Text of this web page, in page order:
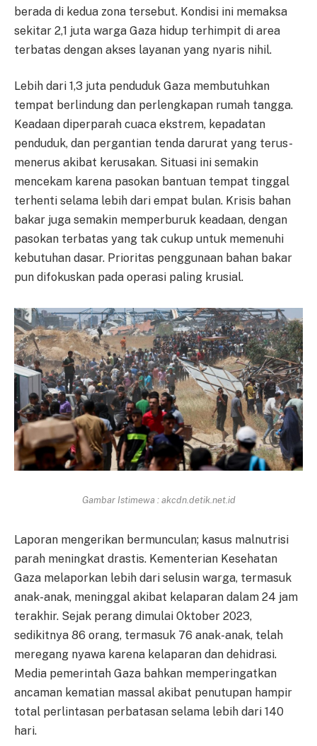
berada di kedua zona tersebut. Kondisi ini memaksa
sekitar 2,1 juta warga Gaza hidup terhimpit di area
terbatas dengan akses layanan yang nyaris nihil.
Lebih dari 1,3 juta penduduk Gaza membutuhkan
tempat berlindung dan perlengkapan rumah tangga.
Keadaan diperparah cuaca ekstrem, kepadatan
penduduk, dan pergantian tenda darurat yang terus-
menerus akibat kerusakan. Situasi ini semakin
mencekam karena pasokan bantuan tempat tinggal
terhenti selama lebih dari empat bulan. Krisis bahan
bakar juga semakin memperburuk keadaan, dengan
pasokan terbatas yang tak cukup untuk memenuhi
kebutuhan dasar. Prioritas penggunaan bahan bakar
pun difokuskan pada operasi paling krusial.
Gambar Istimewa : akcdn.detik.net.id
Laporan mengerikan bermunculan; kasus malnutrisi
parah meningkat drastis. Kementerian Kesehatan
Gaza melaporkan lebih dari selusin warga, termasuk
anak-anak, meninggal akibat kelaparan dalam 24 jam
terakhir. Sejak perang dimulai Oktober 2023,
sedikitnya 86 orang, termasuk 76 anak-anak, telah
meregang nyawa karena kelaparan dan dehidrasi.
Media pemerintah Gaza bahkan memperingatkan
ancaman kematian massal akibat penutupan hampir
total perlintasan perbatasan selama lebih dari 140
hari.